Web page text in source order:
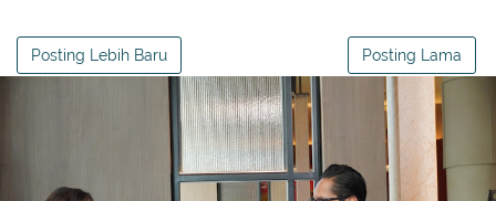
Posting Lebih Baru Posting Lama